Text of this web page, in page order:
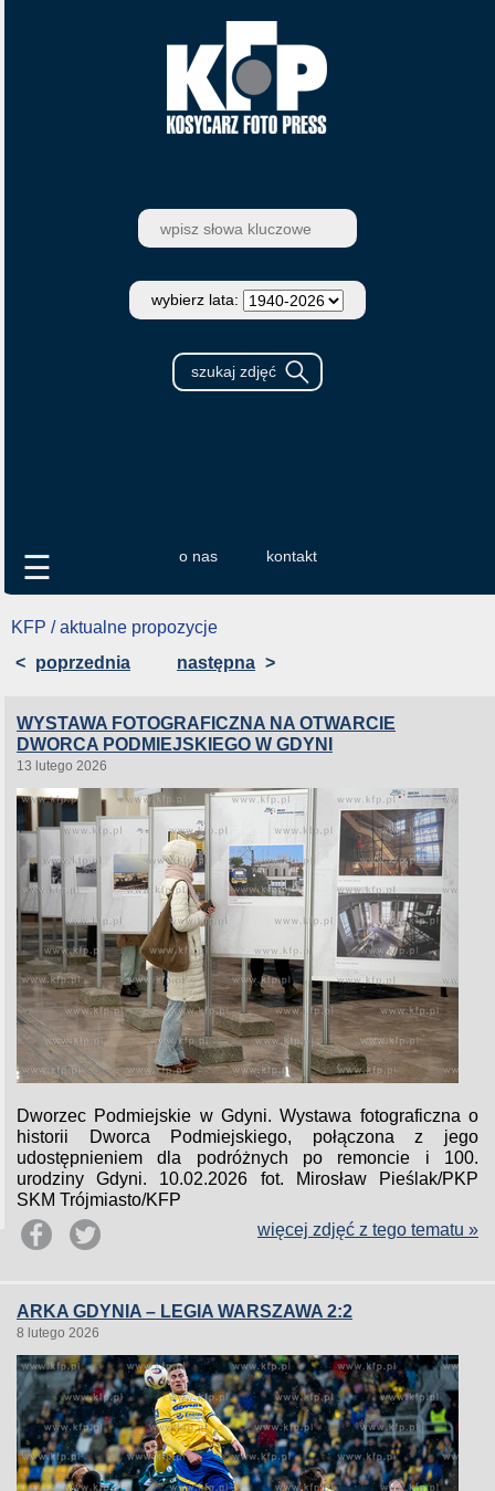
wybierz lata:
o nas kontakt
☰
KFP / aktualne propozycje
< poprzednia następna >
WYSTAWA FOTOGRAFICZNA NA OTWARCIE
DWORCA PODMIEJSKIEGO W GDYNI
13 lutego 2026
Dworzec Podmiejskie w Gdyni. Wystawa fotograficzna o
historii Dworca Podmiejskiego, połączona z jego
udostępnieniem dla podróżnych po remoncie i 100.
urodziny Gdyni. 10.02.2026 fot. Mirosław Pieślak/PKP
SKM Trójmiasto/KFP
więcej zdjęć z tego tematu »
ARKA GDYNIA – LEGIA WARSZAWA 2:2
8 lutego 2026